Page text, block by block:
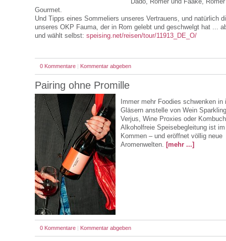
Gourmet.
Und Tipps eines Sommeliers unseres Vertrauens, und natürlich
unseres OKP Fauma, der in Rom gelebt und geschwelgt hat ...
und wählt selbst: speising.net/reisen/tour/11913_DE_O/
0 Kommentare | Kommentar abgeben
Pairing ohne Promille
Immer mehr Foodies schwenken in
Gläsern anstelle von Wein
Verjus, Wine Proxies oder
Alkoholfreie Speisebegleitung ist im
Kommen – und eröffnet völlig neue
Aromenwelten. [mehr ...]
0 Kommentare | Kommentar abgeben